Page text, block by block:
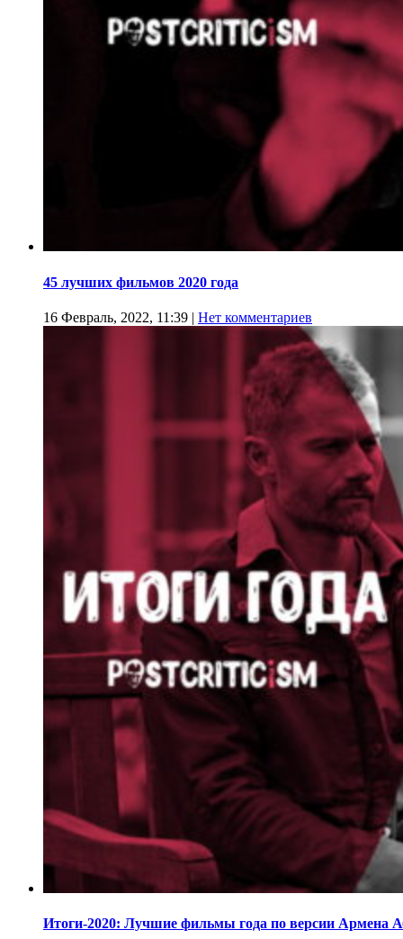
45 лучших фильмов 2020 года
16 Февраль, 2022, 11:39 | Нет комментариев
Итоги-2020: Лучшие фильмы года по версии Армена